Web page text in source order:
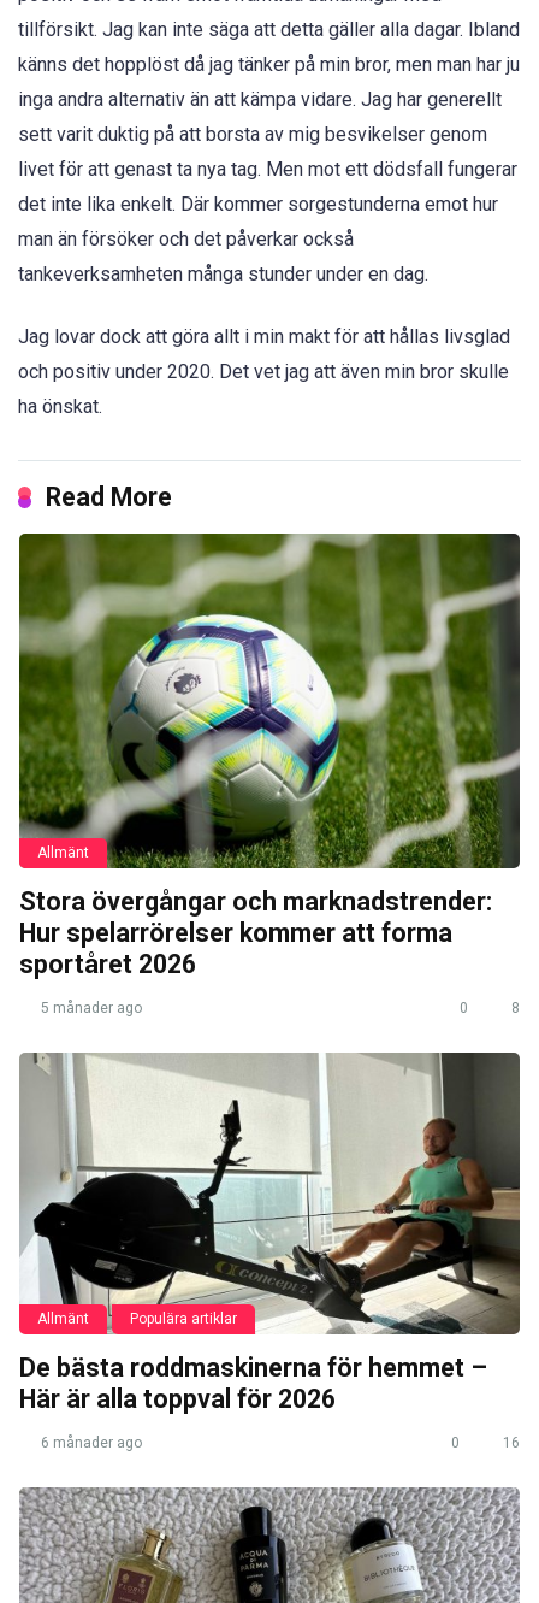
tillförsikt. Jag kan inte säga att detta gäller alla dagar. Ibland
känns det hopplöst då jag tänker på min bror, men man har ju
inga andra alternativ än att kämpa vidare. Jag har generellt
sett varit duktig på att borsta av mig besvikelser genom
livet för att genast ta nya tag. Men mot ett dödsfall fungerar
det inte lika enkelt. Där kommer sorgestunderna emot hur
man än försöker och det påverkar också
tankeverksamheten många stunder under en dag.
Jag lovar dock att göra allt i min makt för att hållas livsglad
och positiv under 2020. Det vet jag att även min bror skulle
ha önskat.
Read More
Allmänt
Stora övergångar och marknadstrender:
Hur spelarrörelser kommer att forma
sportåret 2026
5 månader ago 0 8
Allmänt Populära artiklar
De bästa roddmaskinerna för hemmet –
Här är alla toppval för 2026
6 månader ago 0 16